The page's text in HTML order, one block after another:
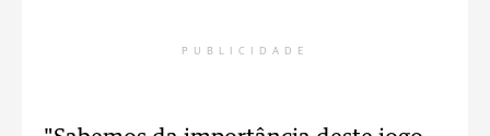
PUBLICIDADE